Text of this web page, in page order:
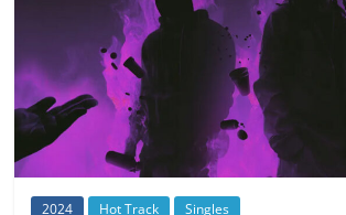
2024 Hot Track Singles